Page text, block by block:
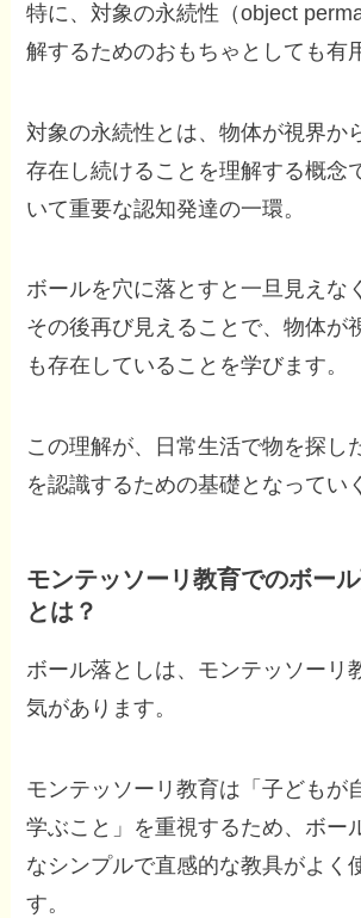
特に、対象の永続性（object
解するためのおもちゃとしても有
対象の永続性とは、物体が視界か
存在し続けることを理解する概念
いて重要な認知発達の一環。
ボールを穴に落とすと一旦見えな
その後再び見えることで、物体が
も存在していることを学びます。
この理解が、日常生活で物を探し
を認識するための基礎となってい
モンテッソーリ教育でのボー
とは？
ボール落としは、モンテッソーリ
気があります。
モンテッソーリ教育は「子どもが
学ぶこと」を重視するため、ボー
なシンプルで直感的な教具がよく
す。